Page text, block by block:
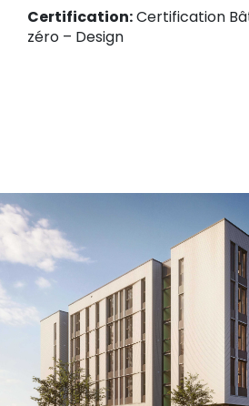
Certification:Certification
zéro – Design